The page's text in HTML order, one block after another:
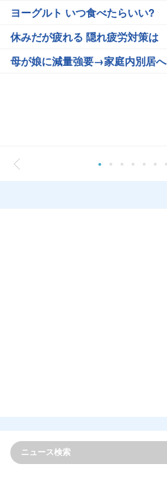
ヨーグルト いつ食べたらいい?
休みだが疲れる 隠れ疲労対策は
母が娘に減量強要→家庭内別居へ